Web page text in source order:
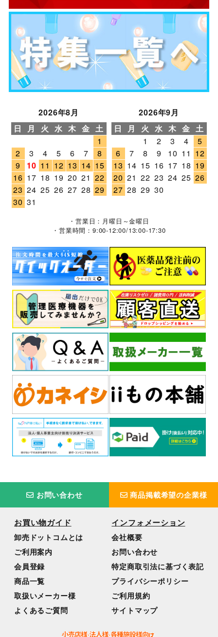
2026年8月
日
月 火 水 木 金 土
1
2
3 4 5 6 7
8
9
10 11 12 13 14 15
16 17 18 19 20 21 22
23 24 25 26 27 28 29
30 31
2026年9月
日
月 火 水 木 金 土
1
2 3 4
5
6
7 8 9 10 11 12
13 14 15 16 17 18 19
20 21 22 23 24 25 26
27 28 29 30
・営業日：月曜日～金曜日
・営業時間：9:00-12:00/13:00-17:30
お問い合わせ 商品掲載希望の企業様
お買い物ガイド
卸売ドットコムとは
ご利用案内
会員登録
商品一覧
取扱いメーカー様
よくあるご質問
インフォメーション
会社概要
お問い合わせ
特定商取引法に基づく表記
プライバシーポリシー
ご利用規約
サイトマップ